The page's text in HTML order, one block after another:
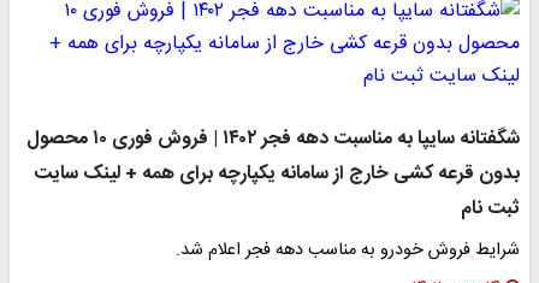
شگفتانه سایپا به مناسبت دهه فجر ۱۴۰۲ | فروش فوری ۱۰ محصول
بدون قرعه کشی خارج از سامانه یکپارچه برای همه + لینک سایت
ثبت نام
شرایط فروش خودرو به مناسب دهه فجر اعلام شد.